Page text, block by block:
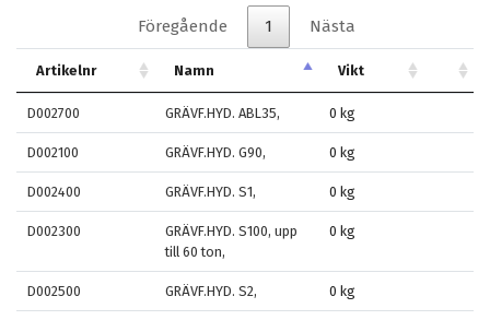
Föregående 1 Nästa
Artikelnr Namn Vikt
D002700 GRÄVF.HYD. ABL35, 0 kg
D002100 GRÄVF.HYD. G90, 0 kg
D002400 GRÄVF.HYD. S1, 0 kg
D002300
GRÄVF.HYD. S100, upp
till 60 ton,
0 kg
D002500 GRÄVF.HYD. S2, 0 kg